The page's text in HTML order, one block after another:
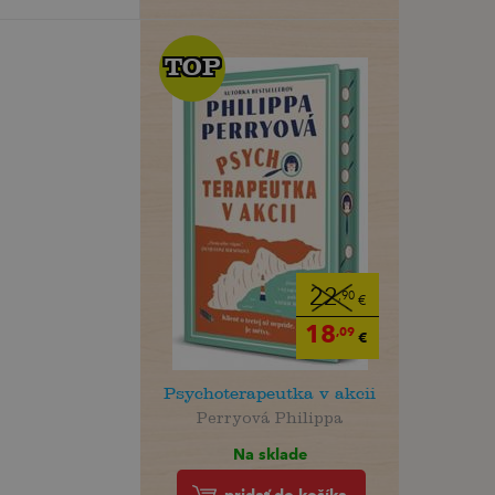
22,90 €
18,09 €
TOP
TOP
Psychoterapeutka v akcii
Perryová Philippa
Na sklade